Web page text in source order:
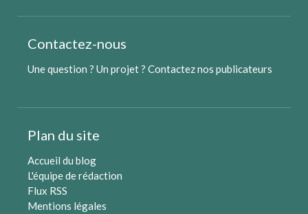
Contactez-nous
Une question ? Un projet ? Contactez nos publicateurs
Plan du site
Accueil du blog
L'équipe de rédaction
Flux RSS
Mentions légales